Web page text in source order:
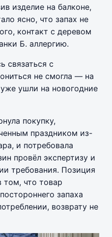
изделие на балконе,
ясно, что запах не
контакт с деревом
Б. аллергию.
связаться с
не смогла — на
ушли на новогодние
покупку,
праздником из-
и потребовала
провёл экспертизу и
требования. Позиция
том, что товар
запаха
возврату не